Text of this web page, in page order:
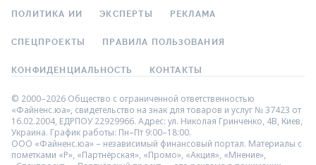
ПОЛИТИКА ИИ ЭКСПЕРТЫ РЕКЛАМА
СПЕЦПРОЕКТЫ ПРАВИЛА ПОЛЬЗОВАНИЯ
КОНФИДЕНЦИАЛЬНОСТЬ КОНТАКТЫ
© 2000–2026 Общество с ограниченной ответственностью
«Файненс.юа», свидетельство на знак для товаров и услуг № 37423 от
16.02.2004, ЕДРПОУ 22929966. Адрес: ул. Николая Гринченко, 4В, Киев,
Украина. График работы: Пн–Пт 9:00–18:00.
ООО «Файненс.юа» – независимый финансовый портал. Материалы с
пометками «Р», «Партнёрская», «Промо», «Акция», «Мнение»,